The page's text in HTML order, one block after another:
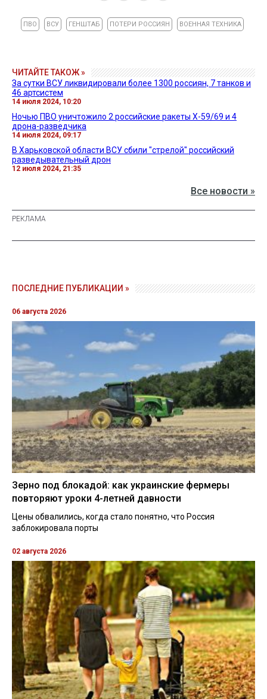
ПВО ВСУ ГЕНШТАБ ПОТЕРИ РОССИЯН ВОЕННАЯ ТЕХНИКА
ЧИТАЙТЕ ТАКОЖ »
За сутки ВСУ ликвидировали более 1300 россиян, 7 танков и
46 артсистем
14 июля 2024, 10:20
Ночью ПВО уничтожило 2 российские ракеты Х-59/69 и 4
дрона-разведчика
14 июля 2024, 09:17
В Харьковской области ВСУ сбили "стрелой" российский
разведывательный дрон
12 июля 2024, 21:35
Все новости »
ПОСЛЕДНИЕ ПУБЛИКАЦИИ »
06 августа 2026
Зерно под блокадой: как украинские фермеры
повторяют уроки 4-летней давности
Цены обвалились, когда стало понятно, что Россия
заблокировала порты
02 августа 2026